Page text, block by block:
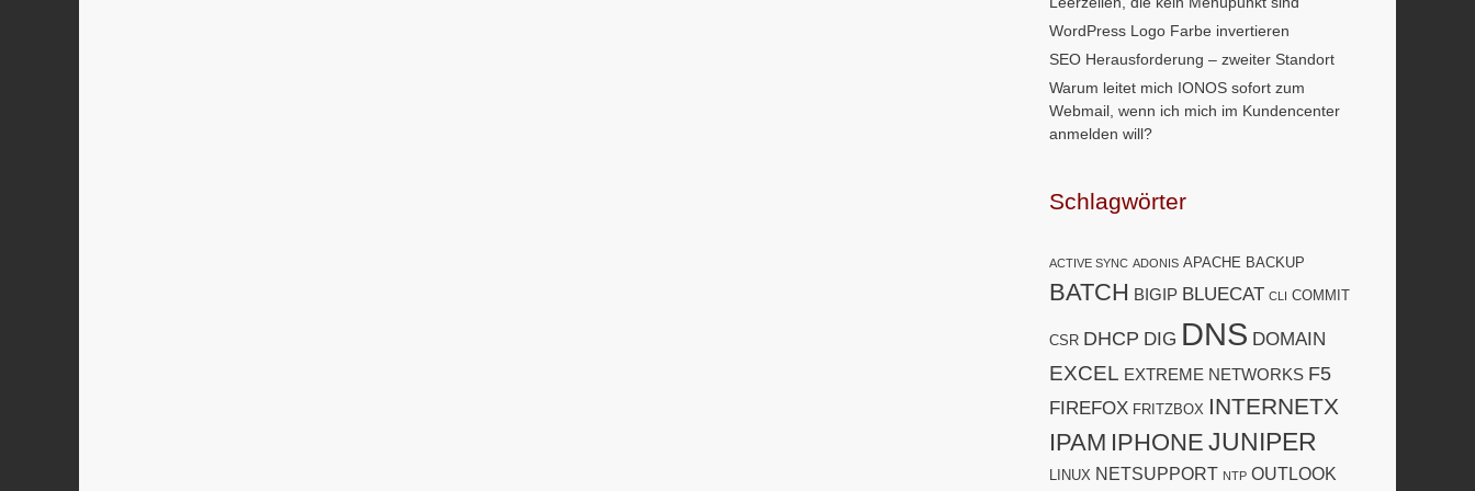
WordPress Logo Farbe invertieren
SEO Herausforderung – zweiter Standort
Warum leitet mich IONOS sofort zum
Webmail, wenn ich mich im Kundencenter
anmelden will?
Schlagwörter
ACTIVE SYNC ADONIS APACHE BACKUP
BATCH BIGIP BLUECAT CLI COMMIT
CSR DHCP DIG DNS DOMAIN
EXCEL EXTREME NETWORKS F5
FIREFOX FRITZBOX INTERNETX
IPAM IPHONE JUNIPER
LINUX NETSUPPORT NTP OUTLOOK